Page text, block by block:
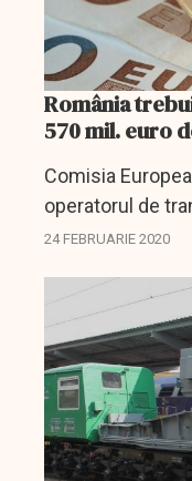
România
570 mil. euro
Comisia
operatorul de
Marfă a primit
24 FEBRUARIE 2020